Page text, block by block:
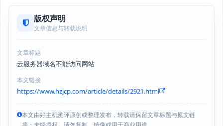
版权声明
文章信息与转载说明
文章标题
云服务器域名不能访问网站
本文链接
https://www.hzjcp.com/article/details/2921.html
本文由好主机测评原创或整理发布，转载请保留文章标题与原文链